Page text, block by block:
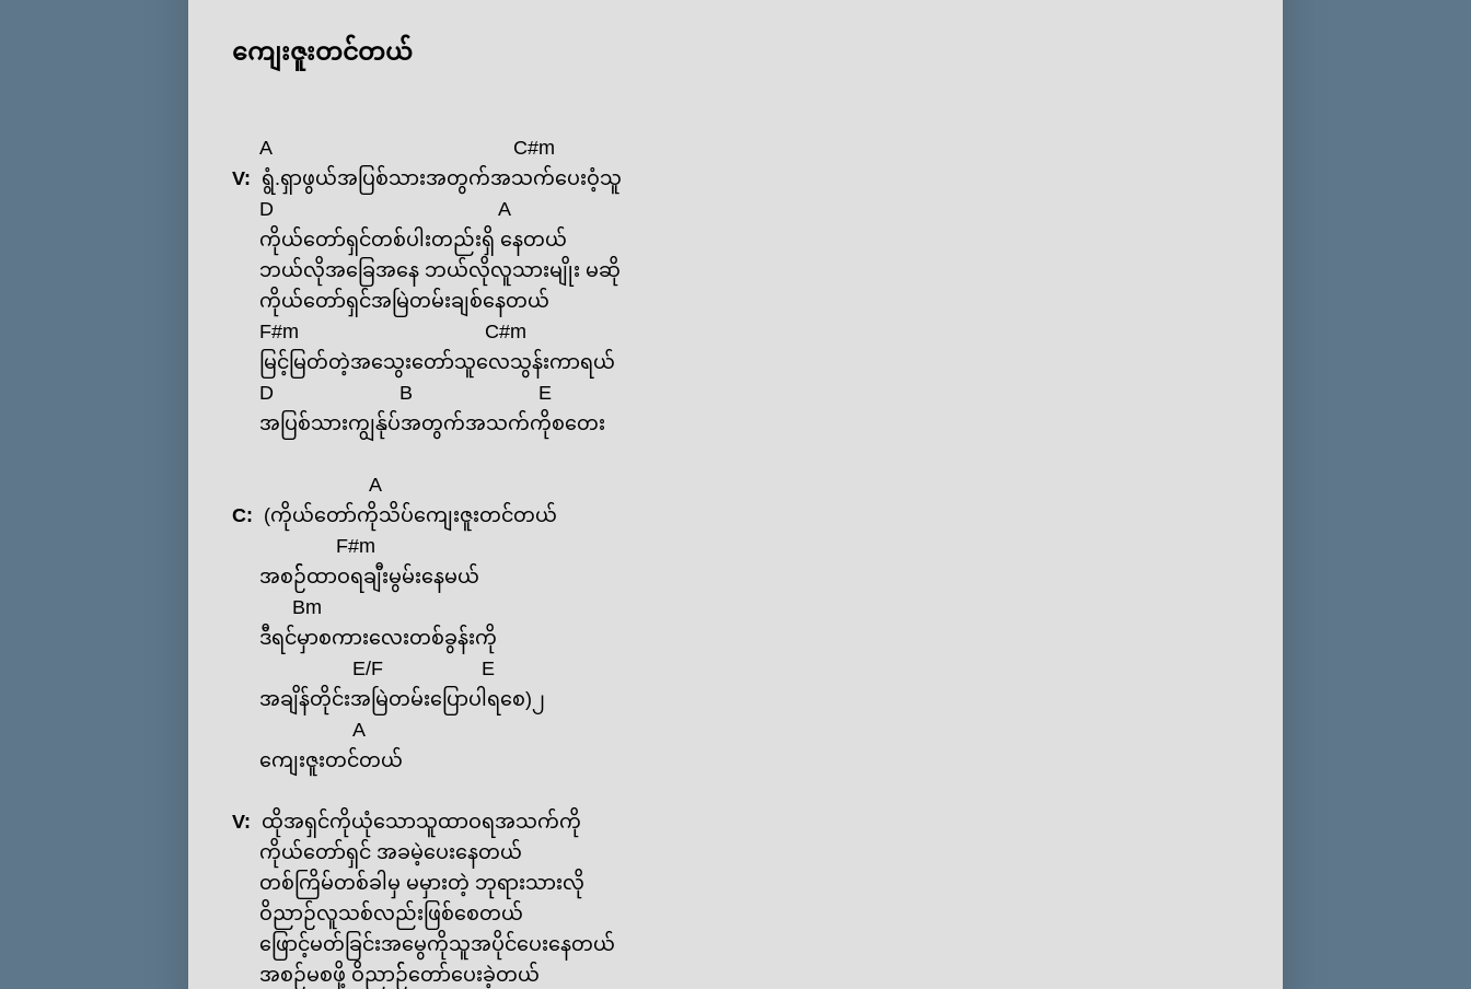
‌ကျေးဇူးတင်တယ်
A
C#m
V: ရွံ.ရှာဖွယ်အပြစ်သားအတွက်အသက်‌ပေးဝံ့သူ
D
A
ကိုယ်‌တော်ရှင်တစ်ပါးတည်းရှိ ‌နေတယ်
ဘယ်လိုအ‌ခြေအ‌နေ ဘယ်လိုလူသားမျိုး မဆို
ကိုယ်‌တော်ရှင်အမြဲတမ်းချစ်‌နေတယ်
F#m
C#m
မြင့်မြတ်တဲ့အ‌သွေး‌တော်သူ‌လေသွန်းကာရယ်
D
B
E
အပြစ်သားကျွန်ုပ်အတွက်အသက်ကိုစ‌တေး
A
C: (ကိုယ်‌တော်ကိုသိပ်‌ကျေးဇူးတင်တယ်
F#m
အစဉ််ထာဝရချီးမွမ်း‌နေမယ်
Bm
ဒီရင်မှာစကား‌လေးတစ်ခွန်းကို
E/F
E
အချိန်တိုင်းအမြဲတမ်း‌ပြောပါရ‌စေ)၂
A
‌ကျေးဇူးတင်တယ်
V: ထိုအရှင်ကိုယုံ‌သောသူထာဝရအသက်ကို
ကိုယ်‌တော်ရှင် အခမဲ့‌ပေး‌နေတယ်
တစ်ကြိမ်တစ်ခါမှ မမှားတဲ့ ဘုရားသားလို
ဝိညာဉ်လူသစ်လည်းဖြစ်‌စေတယ်
‌ဖြောင့်မတ်ခြင်းအ‌မွေကိုသူအပိုင်‌ပေး‌နေတယ်
အစဉ်မစဖို့ ဝိညာဉ််‌တော်ပေးခဲ့တယ်